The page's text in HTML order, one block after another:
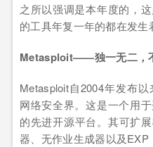
之所以强调是本年度的，
的工具年复一年的都在发生
Metasploit——独一无二，
Metasploit自2004年发布
网络安全界。这是一个用
的先进开源平台。其可扩
器、无作业生成器以及